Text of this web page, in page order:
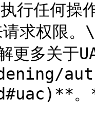
行任何操
求权限。\
更多关于